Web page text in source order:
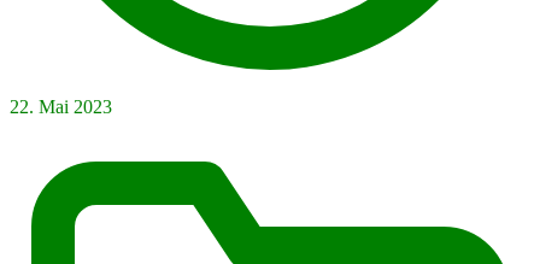
22. Mai 2023